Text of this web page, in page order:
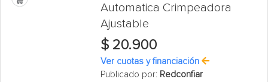
Automatica Crimpeadora
Ajustable
$ 20.900
Ver cuotas y financiación
Publicado por: Redconfiar